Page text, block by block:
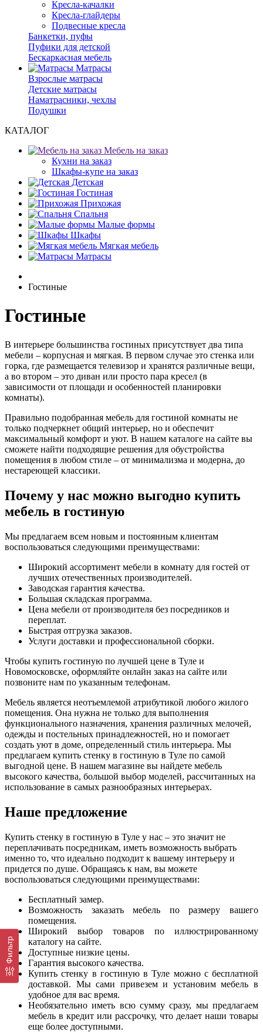
Кресла-качалки
Кресла-глайдеры
Подвесные кресла
Банкетки, пуфы
Пуфики для детской
Бескаркасная мебель
Матрасы
Взрослые матрасы
Детские матрасы
Наматрасники, чехлы
Подушки
КАТАЛОГ
Мебель на заказ
Кухни на заказ
Шкафы-купе на заказ
Детская
Гостиная
Прихожая
Спальня
Малые формы
Шкафы
Мягкая мебель
Матрасы
Гостиные
Гостиные
Фильтр
В интерьере большинства гостиных присутствует два типа
мебели – корпусная и мягкая. В первом случае это стенка или
горка, где размещается телевизор и хранятся различные вещи,
а во втором – это диван или просто пара кресел (в
зависимости от площади и особенностей планировки
комнаты).
Правильно подобранная мебель для гостиной комнаты не
только подчеркнет общий интерьер, но и обеспечит
максимальный комфорт и уют. В нашем каталоге на сайте вы
сможете найти подходящие решения для обустройства
помещения в любом стиле – от минимализма и модерна, до
нестареющей классики.
Почему у нас можно выгодно купить
мебель в гостиную
Мы предлагаем всем новым и постоянным клиентам
воспользоваться следующими преимуществами:
Широкий ассортимент мебели в комнату для гостей от
лучших отечественных производителей.
Заводская гарантия качества.
Большая складская программа.
Цена мебели от производителя без посредников и
переплат.
Быстрая отгрузка заказов.
Услуги доставки и профессиональной сборки.
Чтобы купить гостиную по лучшей цене в Туле и
Новомосковске, оформляйте онлайн заказ на сайте или
позвоните нам по указанным телефонам.
Мебель является неотъемлемой атрибутикой любого жилого
помещения. Она нужна не только для выполнения
функционального назначения, хранения различных мелочей,
одежды и постельных принадлежностей, но и помогает
создать уют в доме, определенный стиль интерьера. Мы
предлагаем купить стенку в гостиную в Туле по самой
выгодной цене. В нашем магазине вы найдете мебель
высокого качества, большой выбор моделей, рассчитанных на
использование в самых разнообразных интерьерах.
Наше предложение
Купить стенку в гостиную в Туле у нас – это значит не
переплачивать посредникам, иметь возможность выбрать
именно то, что идеально подходит к вашему интерьеру и
придется по душе. Обращаясь к нам, вы можете
воспользоваться следующими преимуществами:
Бесплатный замер.
Возможность заказать мебель по размеру вашего
помещения.
Широкий выбор товаров по иллюстрированному
каталогу на сайте.
Доступные низкие цены.
Гарантия высокого качества.
Купить стенку в гостиную в Туле можно с бесплатной
доставкой. Мы сами привезем и установим мебель в
удобное для вас время.
Необязательно иметь всю сумму сразу, мы предлагаем
мебель в кредит или рассрочку, что делает наши товары
еще более доступными.